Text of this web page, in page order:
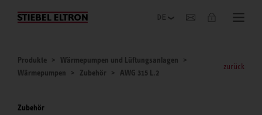
Unternehmen
Produkte
Wärmepumpen und Lüftungsanlagen
Wärmepumpen
Zubehör AWG 315 L.2
zurück
Zubehör